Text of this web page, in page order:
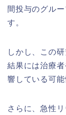
間投与のグル
す。
しかし、この
結果には治療
響している可能
さらに、急性